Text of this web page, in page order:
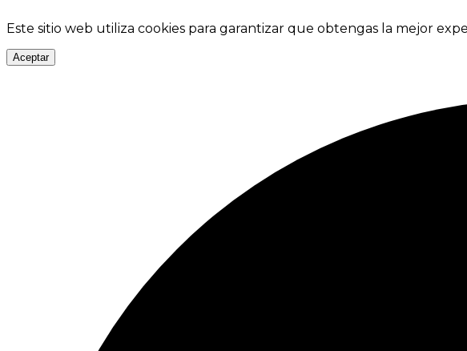
Este sitio web utiliza cookies para garantizar que obtengas la mejor
Aceptar